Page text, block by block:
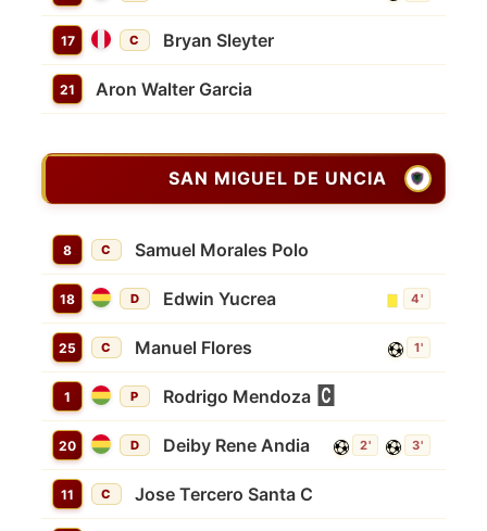
17 C Bryan Sleyter
21 Aron Walter Garcia
SAN MIGUEL DE UNCIA
8 C Samuel Morales Polo
18 D Edwin Yucrea 4'
25 C Manuel Flores 1'
1 P Rodrigo Mendoza
20 D Deiby Rene Andia 2' 3'
11 C Jose Tercero Santa C